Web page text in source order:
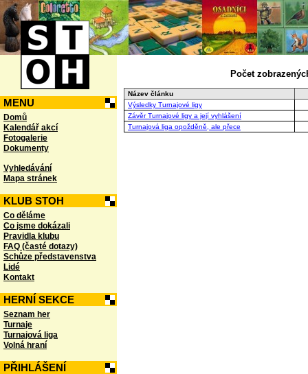
MENU
Domů
Kalendář akcí
Fotogalerie
Dokumenty
Vyhledávání
Mapa stránek
KLUB STOH
Co děláme
Co jsme dokázali
Pravidla klubu
FAQ (časté dotazy)
Schůze představenstva
Lidé
Kontakt
HERNÍ SEKCE
Seznam her
Turnaje
Turnajová liga
Volná hraní
PŘIHLÁŠENÍ
Počet
Název článku
Výsledky Turnajové ligy
Závěr Turnajové ligy a její vyhlášení
Turnajová liga opožděně, ale přece